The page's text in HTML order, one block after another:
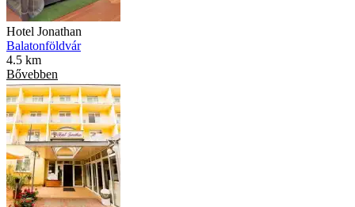
Hotel Jonathan
Balatonföldvár
4.5 km
Bővebben